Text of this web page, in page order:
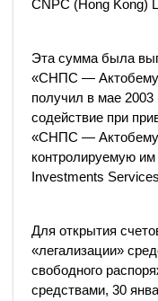
CNPC (Hong Kong)
Эта сумма была
«СНПС —
получил в мае 2003
содействие при
«СНПС —
контролируемую
Investments
Для открытия
«легализации»
свободного
средствами, 30